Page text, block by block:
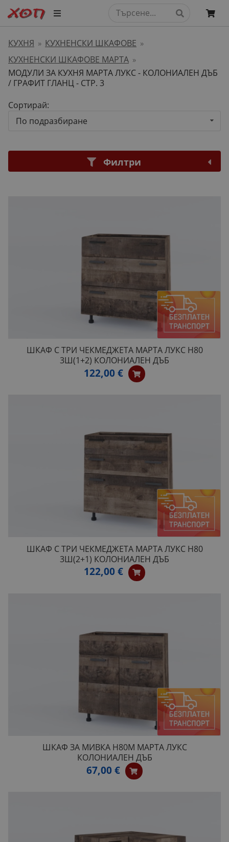
КУХНЯ » КУХНЕНСКИ ШКАФОВЕ »
КУХНЕНСКИ ШКАФОВЕ МАРТА »
МОДУЛИ ЗА КУХНЯ МАРТА ЛУКС - КОЛОНИАЛЕН ДЪБ
/ ГРАФИТ ГЛАНЦ- СТР. 3
Сортирай:
По подразбиране
Филтри
ШКАФ С ТРИ ЧЕКМЕДЖЕТА МАРТА ЛУКС H80
3Ш(1+2) КОЛОНИАЛЕН ДЪБ
122,00 €
ШКАФ С ТРИ ЧЕКМЕДЖЕТА МАРТА ЛУКС H80
3Ш(2+1) КОЛОНИАЛЕН ДЪБ
122,00 €
ШКАФ ЗА МИВКА H80M МАРТА ЛУКС
КОЛОНИАЛЕН ДЪБ
67,00 €